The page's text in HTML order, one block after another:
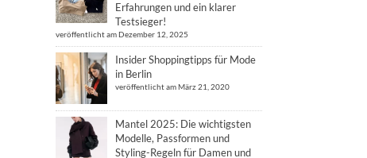
Erfahrungen und ein klarer
Testsieger!
veröffentlicht am Dezember 12, 2025
Insider Shoppingtipps für Mode
in Berlin
veröffentlicht am März 21, 2020
Mantel 2025: Die wichtigsten
Modelle, Passformen und
Styling-Regeln für Damen und